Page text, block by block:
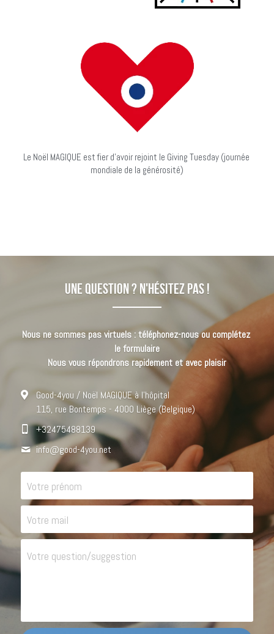
Le Noël MAGIQUE est fier d'avoir rejoint le Giving Tuesday (journée
mondiale de la générosité)
Une question ? N'hésitez pas !
Nous ne sommes pas virtuels : téléphonez-nous ou complétez
le formulaire
Nous vous répondrons rapidement et avec plaisir
Good-4you / Noël MAGIQUE à l'hôpital
115, rue Bontemps - 4000 Liège (Belgique)
+32475488139
info@good-4you.net
Votre prénom
Votre mail
Votre question/suggestion